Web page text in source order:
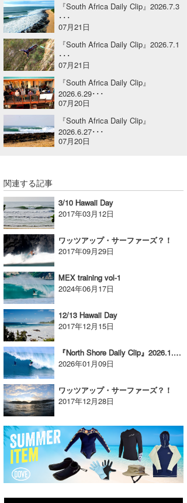
『South Africa Daily Clip』2026.7.3
･･･
07月21日
『South Africa Daily Clip』2026.7.1
･･･
07月21日
『South Africa Daily Clip』
2026.6.29･･･
07月20日
『South Africa Daily Clip』
2026.6.27･･･
07月20日
関連する記事
3/10 Hawaii Day
2017年03月12日
ワッツアップ・サーファーズ？！
2017年09月29日
MEX training vol-1
2024年06月17日
12/13 Hawaii Day
2017年12月15日
『North Shore Daily Clip』2026.1.8 @ OTW
2026年01月09日
ワッツアップ・サーファーズ？！
2017年12月28日
CBA Films
熊谷素子
田原啓江
植村未来
NOBUFUKU
大野”MAR”修聖
喜納海人
chan-U
ECE
G◎Da
H
KID
KOBU
MIN
mitz
OYZ
S.K
Soulman
VAGY
waka☆=
YUKI☆
たっちー
ハンマー
三輪予報士
小川予報士